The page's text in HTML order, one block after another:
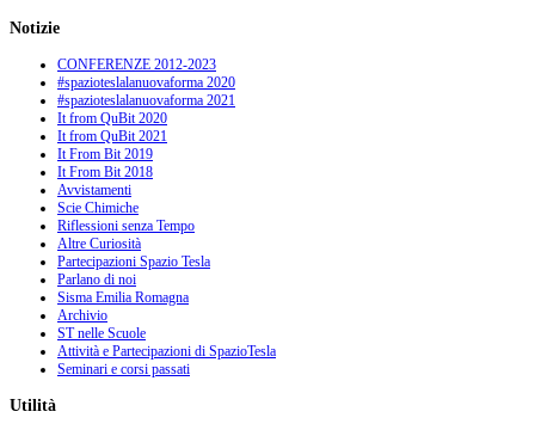
Notizie
CONFERENZE 2012-2023
#spazioteslalanuovaforma 2020
#spazioteslalanuovaforma 2021
It from QuBit 2020
It from QuBit 2021
It From Bit 2019
It From Bit 2018
Avvistamenti
Scie Chimiche
Riflessioni senza Tempo
Altre Curiosità
Partecipazioni Spazio Tesla
Parlano di noi
Sisma Emilia Romagna
Archivio
ST nelle Scuole
Attività e Partecipazioni di SpazioTesla
Seminari e corsi passati
Utilità